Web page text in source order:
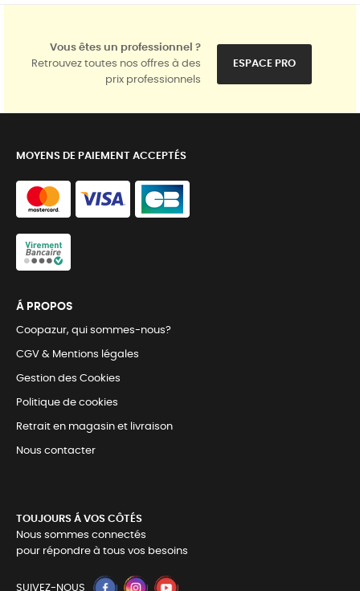
Vous êtes un professionnel ?
Retrouvez toutes nos offres à des
prix professionnels
ESPACE PRO
MOYENS DE PAIEMENT ACCEPTÉS
Á PROPOS
Coopazur, qui sommes-nous?
CGV & Mentions légales
Gestion des Cookies
Politique de cookies
Retrait en magasin et livraison
Nous contacter
TOUJOURS Á VOS CÔTÉS
Nous sommes connectés
pour répondre à tous vos besoins
SUIVEZ-NOUS